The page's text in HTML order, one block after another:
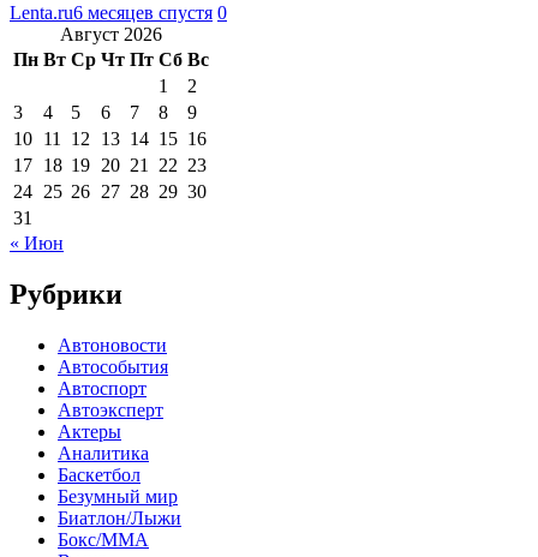
Lenta.ru6 месяцев спустя 0
Август 2026
Пн Вт Ср Чт Пт Сб Вс
1
2
3
4 5 6 7 8
9
10 11 12 13 14 15 16
17 18 19 20 21 22 23
24 25 26 27 28 29 30
31
« Июн
Рубрики
Автоновости
Автособытия
Автоспорт
Автоэксперт
Актеры
Аналитика
Баскетбол
Безумный мир
Биатлон/Лыжи
Бокс/MMA